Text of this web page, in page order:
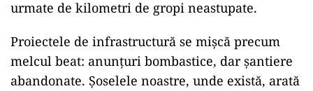
urmate de kilometri de gropi neastupate.
Proiectele de infrastructură se mișcă precum
melcul beat: anunțuri bombastice, dar șantiere
abandonate. Șoselele noastre, unde există, arată